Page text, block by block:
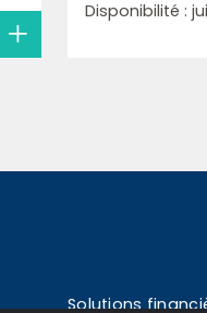
Disponibilité :
Solutions